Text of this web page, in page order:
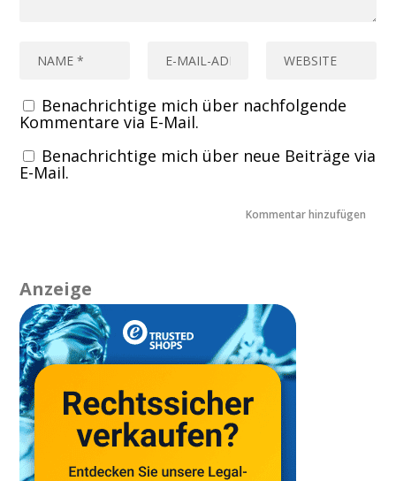
Benachrichtige mich über nachfolgende
Kommentare via E-Mail.
Benachrichtige mich über neue Beiträge via
E-Mail.
Anzeige